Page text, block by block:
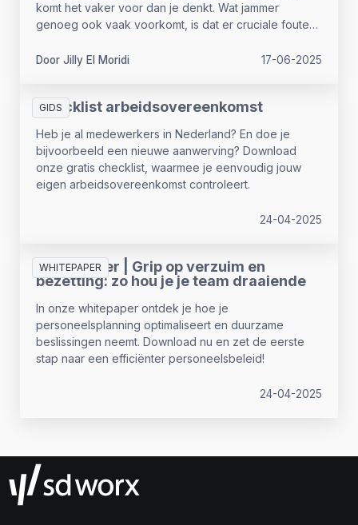
komt het vaker voor dan je denkt. Wat jammer
genoeg ook vaak voorkomt, is dat er cruciale fouten
alleen het proces vertragen, maar ook juridische of
vermijdt.
Door Jilly El Moridi 17-06-2025
GIDS
Checklist arbeidsovereenkomst
Heb je al medewerkers in Nederland? En doe je
bijvoorbeeld een nieuwe aanwerving? Download
onze gratis checklist, waarmee je eenvoudig jouw
eigen arbeidsovereenkomst controleert.
24-04-2025
WHITEPAPER
Whitepaper | Grip op verzuim en
bezetting: zo hou je je team draaiende
In onze whitepaper ontdek je hoe je
personeelsplanning optimaliseert en duurzame
beslissingen neemt. Download nu en zet de eerste
stap naar een efficiënter personeelsbeleid!
24-04-2025